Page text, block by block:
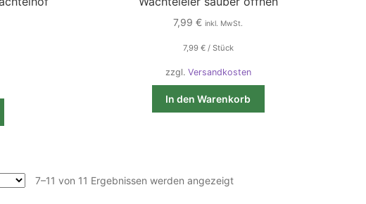
7,99€ inkl. MwSt.
7,99 €/ Stück
zzgl. Versandkosten
In den Warenkorb
7–11 von 11 Ergebnissen werden angezeigt